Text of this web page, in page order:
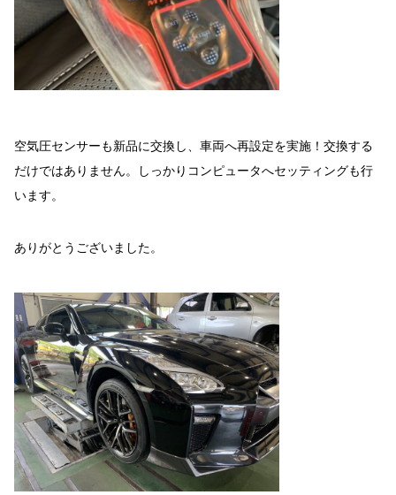
空気圧センサーも新品に交換し、車両へ再設定を実施！交換する
だけではありません。しっかりコンピュータへセッティングも行
います。
ありがとうございました。